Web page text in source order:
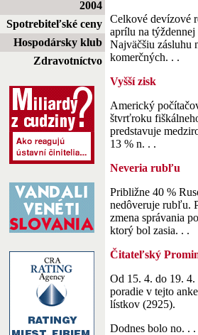
2004
Spotrebiteľské ceny
Hospodársky klub
Zdravotníctvo
Celkové devízové
aprílu na
Najväčšiu zásluhu
komerčných. . .
Vyšší zisk
Americký
štvrťroku
predstavuje
13 % n. . .
Neveria rubľu
Približne 40 %
nedôveruje rubľu.
zmena správania
ktorý bol zasia. . .
Čitateľský
Od 15. 4. do 19.
poradie v tejto
lístkov (2925).
Dodnes bolo no. . .